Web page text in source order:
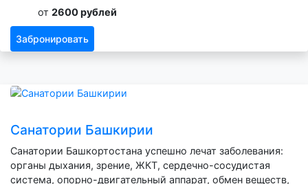
от 2600 рублей
Забронировать
Санатории Башкирии
Санатории Башкортостана успешно лечат заболевания:
органы дыхания, зрение, ЖКТ, сердечно-сосудистая
система, опорно-двигательный аппарат, обмен веществ,